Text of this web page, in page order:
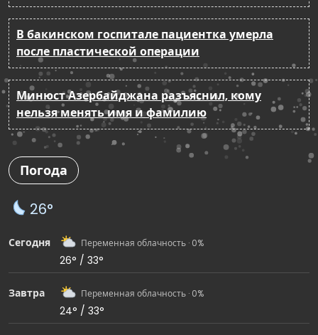
В бакинском госпитале пациентка умерла
после пластической операции
Минюст Азербайджана разъяснил, кому
нельзя менять имя и фамилию
Погода
26°
Сегодня Переменная облачность · 0%
26° / 33°
Завтра Переменная облачность · 0%
24° / 33°